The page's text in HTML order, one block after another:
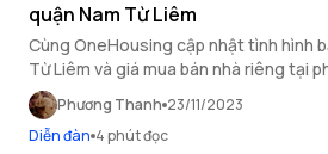
quận Nam Từ Liêm
Cùng OneHousing cập nhật tình hình
Từ Liêm và giá mua bán nhà riêng tại
Nam Từ Liêm qua bài chia sẻ sau.
Phương Thanh 23/11/2023
Diễn đàn 4 phút đọc